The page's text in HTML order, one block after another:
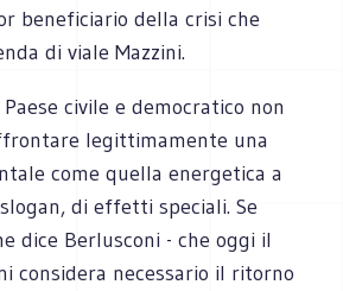
beneficiario della crisi che
di viale Mazzini.
civile e democratico non
legittimamente una
come quella energetica a
di effetti speciali. Se
dice Berlusconi - che oggi il
considera necessario il ritorno